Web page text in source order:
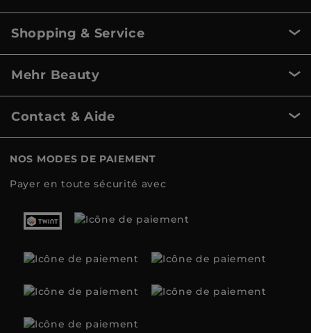
Shopping & Service
Mehr Beauty
Contact & Aide
NOS MODES DE PAIEMENT
Payer en toute sécurité avec